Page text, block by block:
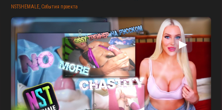
NSTSHEMALE События проекта
▶